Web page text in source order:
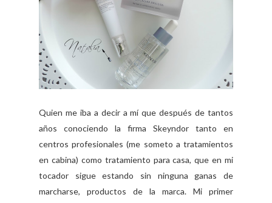
Quien me iba a decir a mí que después de tantos
años conociendo la firma Skeyndor tanto en
centros profesionales (me someto a tratamientos
en cabina) como tratamiento para casa, que en mi
tocador sigue estando sin ninguna ganas de
marcharse, productos de la marca. Mi primer